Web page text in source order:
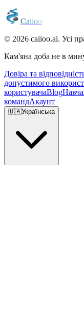
Caiioo
© 2026 caiioo.ai. Усі
Кам'яна доба не в
Довіра та
допустимого
користувачаBlog
командАкаунт
🇺🇦Українська